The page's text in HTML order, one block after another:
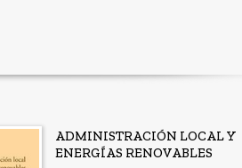
ADMINISTRACIÓN LOCAL Y
ENERGÍAS RENOVABLES